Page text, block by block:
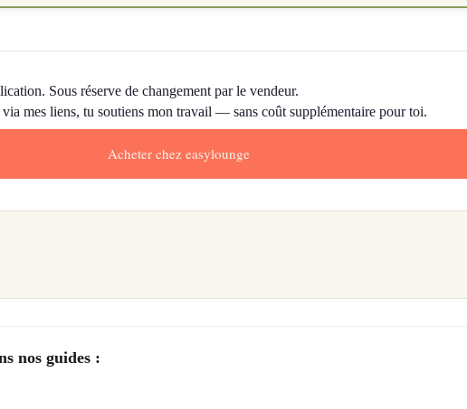
Sous réserve de changement par le vendeur.
mes liens, tu soutiens mon travail — sans coût supplémentaire pour toi.
Acheter chez easylounge
nos guides :